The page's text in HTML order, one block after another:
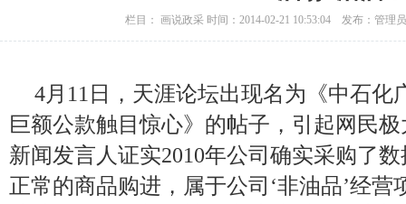
栏目： 画说政采 时间：2014-02-21 10:53:04 发布：管理
4月11日，天涯论坛出现名为《中石化
巨额公款触目惊心》的帖子，引起网民
新闻发言人证实2010年公司确实采购了
正常的商品购进，属于公司‘非油品’经